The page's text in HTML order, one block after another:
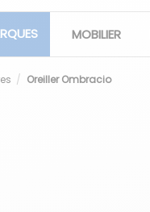
MOBILIER
Oreiller Ombracio